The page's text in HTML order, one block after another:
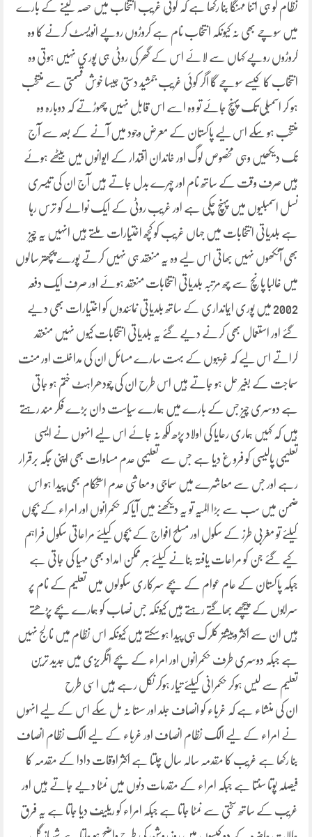
نظام کو ہی اتنا مہنگا بنا رکھا ہے کہ کوئی غریب انتخاب میں حصہ لینے کے بارے
میں سوچے بھی نہ کیونکہ انتخاب نام ہے کروڑوں روپے انویسٹ کرنے کا وہ
کروڑوں روپے کہاں سے لائے اس کے گھر کی روٹی ہی پوری نہیں ہوتی وہ
انتخاب کا کیسے سوچے گا اگر کوئی غریب جمشید دستی جیسا خوش قسمتی سے منتخب
ہو کر اسمبلی تک پہنچ جائے تو وہ اسے اس قابل نہیں چھوڑتے کہ دوبارہ وہ
منتخب ہو سکے اس لیے پاکستان کے معرض وجود میں آنے کے بعد سے آج
تک دیکھیں وہی مخصوص لوگ اور خاندان اقتدار کے ایوانوں میں بیٹھے ہوئے
ہیں صرف وقت کے ساتھ نام اور چہرے بدل جاتے ہیں آج ان کی تیسری
نسل اسمبلیوں میں پہنچ چکی ہے اور غریب روٹی کے ایک نوالے کو ترس رہا
ہے بلدیاتی انتخابات میں جہاں غریب کو کچھ اختیارات ملتے ہیں انہیں یہ چیز
بھی آنکھوں نہیں بھاتی اس لیے وہ یہ منعقد ہی نہیں کرتے پورے پچھتر سالوں
میں غالبا پانچ سے چھ مرتبہ بلدیاتی انتخابات منعقد ہوئے اور صرف ایک دفعہ
2002 میں پوری ایمانداری کے ساتھ بلدیاتی نمائندوں کو اختیارات بھی دیے
گئے اور استعمال بھی کرنے دیے گئے یہ بلدیاتی انتخابات کیوں نہیں منعقد
کراتے اس لیے کہ غریبوں کے بہت سارے مسائل ان کی مداخلت اور منت
سماجت کے بغیر حل ہو جاتے ہیں اس طرح ان کی چودھراہٹ ختم ہو جاتی
ہے دوسری چیز جس کے بارے میں ہمارے سیاست دان بڑے فکر مند رہتے
ہیں کہ کہیں ہماری رعایا کی اولاد پڑھ لکھ نہ جائے اس لیے انہوں نے ایسی
تعلیمی پالیسی کو فرو غ دیا ہے جس سے تعلیمی عدم مساوات بھی اپنی جگہ برقرار
رہے اور جس سے معاشرے میں سماجی و معاشی عدم استحکام بھی پیدا ہو اس
ضمن میں سب سے بڑا المیہ تو یہ دیکھنے میں آیا کہ حکمرانوں اور امراء کے بچوں
کیلئے تو مغربی طرز کے سکول اور مسلح افواج کے بچوں کیلئے مراعاتی سکول فراہم
کیے گئے جن کو مراعات یافتہ بنانے کیلئے ہر ممکن امداد بھی مہیا کی جاتی ہے
جبکہ پاکستان کے عام عوام کے بچے سرکاری سکولوں میں تعلیم کے نام پر
سرابوں کے پیچھے بھاگتے رہتے ہیں کیونکہ جس نصاب کو ہمارے بچے پڑھتے
ہیں ان سے اکثر وبیشتر کلرک ہی پیدا ہو سکتے ہیں کیونکہ اس نظام میں نالج نہیں
ہے جبکہ دوسری طرف حکمرانوں اور امراء کے بچے انگریزی میں جدید ترین
تعلیم سے لیس ہوکر حکمرانی کیلئے تیار ہوکر نکل رہے ہیں اسی طرح
ان کی منشاء ہے کہ غرباء کو انصاف جلد اور سستا نہ مل سکے اس کے لیے انہوں
نے امراء کے لیے الگ نظام انصاف اور غرباء کے لیے الگ نظام انصاف
بنا رکھا ہے غریب کا مقدمہ سالہ سال چلتا ہے اکثر اوقات دادا کے مقدمہ کا
فیصلہ پوتا سنتا ہے جبکہ امراء کے مقدمات دنوں میں نمٹا دیے جاتے ہیں اور
غریب کے ساتھ سختی سے نمٹا جاتا ہے جبکہ امراء کو ریلیف دیا جاتا ہے یہ فرق